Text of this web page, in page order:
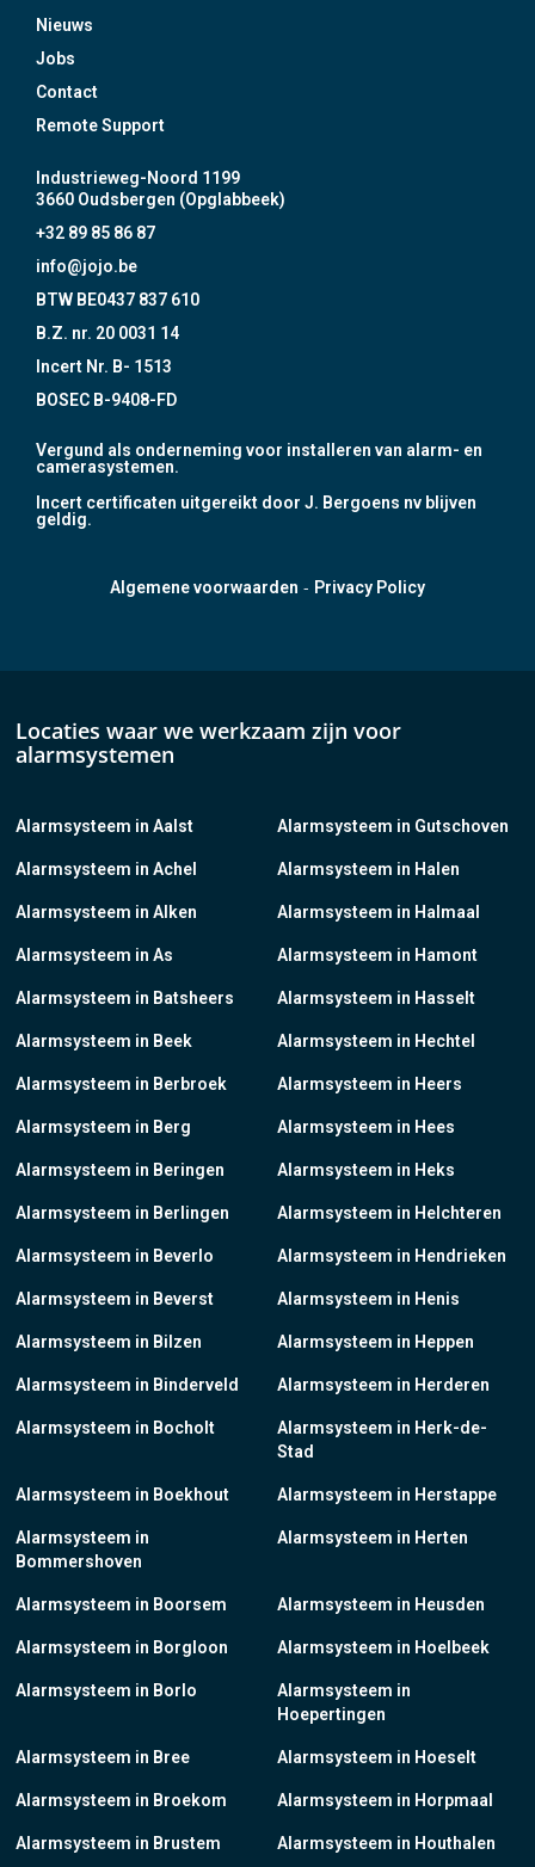
Nieuws
Jobs
Contact
Remote Support
Industrieweg-Noord 1199
3660 Oudsbergen (Opglabbeek)
+32 89 85 86 87
info@jojo.be
BTW BE0437 837 610
B.Z. nr. 20 0031 14
Incert Nr. B- 1513
BOSEC B-9408-FD
Vergund als onderneming voor installeren van alarm- en
camerasystemen.
Incert certificaten uitgereikt door J. Bergoens nv blijven
geldig.
Algemene voorwaarden - Privacy Policy
Locaties waar we werkzaam zijn voor
alarmsystemen
Alarmsysteem in Aalst
Alarmsysteem in Achel
Alarmsysteem in Alken
Alarmsysteem in As
Alarmsysteem in Batsheers
Alarmsysteem in Beek
Alarmsysteem in Berbroek
Alarmsysteem in Berg
Alarmsysteem in Beringen
Alarmsysteem in Berlingen
Alarmsysteem in Beverlo
Alarmsysteem in Beverst
Alarmsysteem in Bilzen
Alarmsysteem in Binderveld
Alarmsysteem in Bocholt
Alarmsysteem in Boekhout
Alarmsysteem in
Bommershoven
Alarmsysteem in Boorsem
Alarmsysteem in Borgloon
Alarmsysteem in Borlo
Alarmsysteem in Bree
Alarmsysteem in Broekom
Alarmsysteem in Brustem
Alarmsysteem in Gutschoven
Alarmsysteem in Halen
Alarmsysteem in Halmaal
Alarmsysteem in Hamont
Alarmsysteem in Hasselt
Alarmsysteem in Hechtel
Alarmsysteem in Heers
Alarmsysteem in Hees
Alarmsysteem in Heks
Alarmsysteem in Helchteren
Alarmsysteem in Hendrieken
Alarmsysteem in Henis
Alarmsysteem in Heppen
Alarmsysteem in Herderen
Alarmsysteem in Herk-de-
Stad
Alarmsysteem in Herstappe
Alarmsysteem in Herten
Alarmsysteem in Heusden
Alarmsysteem in Hoelbeek
Alarmsysteem in
Hoepertingen
Alarmsysteem in Hoeselt
Alarmsysteem in Horpmaal
Alarmsysteem in Houthalen